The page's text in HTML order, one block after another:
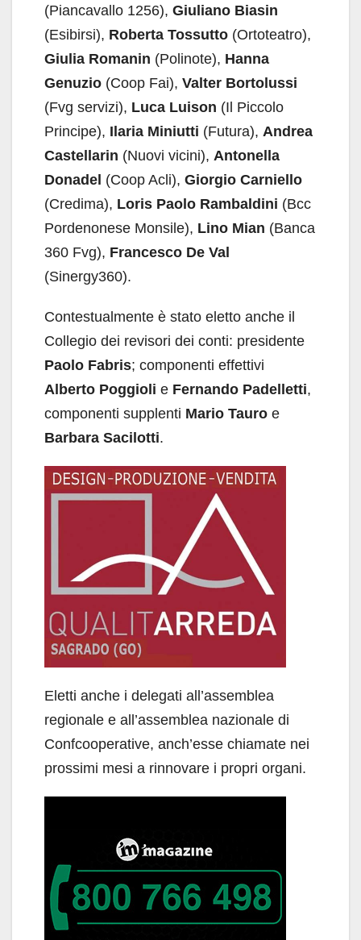
(Piancavallo 1256), Giuliano Biasin
(Esibirsi), Roberta Tossutto (Ortoteatro),
Giulia Romanin (Polinote), Hanna
Genuzio (Coop Fai), Valter Bortolussi
(Fvg servizi), Luca Luison (Il Piccolo
Principe), Ilaria Miniutti (Futura), Andrea
Castellarin (Nuovi vicini), Antonella
Donadel (Coop Acli), Giorgio Carniello
(Credima), Loris Paolo Rambaldini (Bcc
Pordenonese Monsile), Lino Mian (Banca
360 Fvg), Francesco De Val
(Sinergy360).
Contestualmente è stato eletto anche il
Collegio dei revisori dei conti: presidente
Paolo Fabris; componenti effettivi
Alberto Poggioli e Fernando Padelletti,
componenti supplenti Mario Tauro e
Barbara Sacilotti.
Eletti anche i delegati all’assemblea
regionale e all’assemblea nazionale di
Confcooperative, anch’esse chiamate nei
prossimi mesi a rinnovare i propri organi.